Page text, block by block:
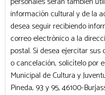
información cultural y de la
desea seguir recibiendo
correo electrónico a la
postal. Si desea ejercitar
o cancelación, solicítelo por
Municipal de Cultura y
Pineda, 93 y 95, 46100-